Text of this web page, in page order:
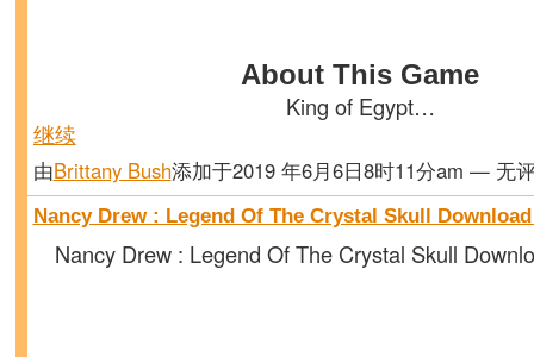
About This Game
King of Egypt…
继续
由Brittany Bush添加于2019 年6月6日8时11分am — 无
Nancy Drew : Legend Of The Crystal Skull
Nancy Drew : Legend Of The Crystal Skull